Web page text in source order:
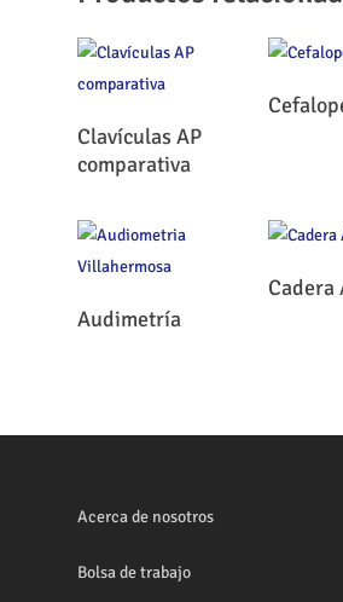
Leer Más
Clavículas AP
comparativa
Leer Más
Audimetría
Cadera
Acerca de nosotros
Bolsa de trabajo